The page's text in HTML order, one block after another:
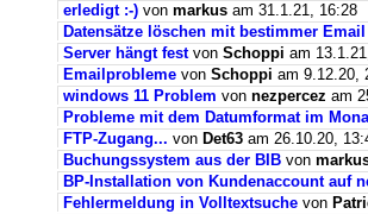
erledigt :-) von markus am 31.1.21, 16:28
Datensätze löschen mit bestimmer Email
Server hängt festvon Schoppi am
Emailprobleme von Schoppi am 9.12.20,
windows 11 Problem von nezpercez am
Probleme mit dem Datumformat im
FTP-Zugang... von Det63 am 26.10.20,
Buchungssystem aus der BIB von
BP-Installation von Kundenaccount auf
Fehlermeldung in Volltextsuche von